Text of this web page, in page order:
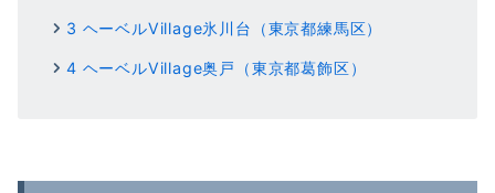
3 ヘーベルVillage氷川台（東京都練馬区）
4 ヘーベルVillage奥戸（東京都葛飾区）